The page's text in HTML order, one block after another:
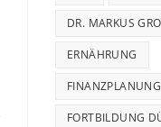
DR. MARKUS
ERNÄHRUNG
FORTBILDUNG